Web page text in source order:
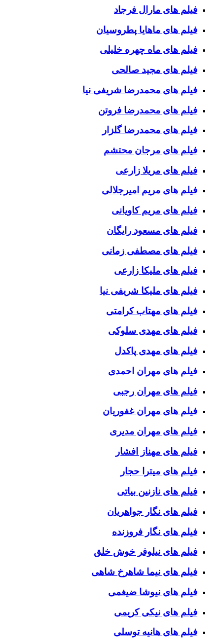
فیلم های مارال فرجاد
فیلم های ماهایا پطروسیان
فیلم های ماه چهره خلیلی
فیلم های مجید صالحی
فیلم های محمدرضا شریفی نیا
فیلم های محمدرضا فروتن
فیلم های محمدرضا گلزار
فیلم های مرجان محتشم
فیلم های مریلا زارعی
فیلم های مریم امیرجلالی
فیلم های مریم کاویانی
فیلم های مسعود رایگان
فیلم های مصطفی زمانی
فیلم های ملیکا زارعی
فیلم های ملیکا شریفی نیا
فیلم های مهتاب کرامتی
فیلم های مهدی سلوکی
فیلم های مهدی پاکدل
فیلم های مهران احمدی
فیلم های مهران رجبی
فیلم های مهران غفوریان
فیلم های مهران مدیری
فیلم های مهناز افشار
فیلم های میترا حجار
فیلم های نازنین بیاتی
فیلم های نگار جواهریان
فیلم های نگار فروزنده
فیلم های نیلوفر خوش خلق
فیلم های نیما شاهرخ شاهی
فیلم های نیوشا ضیغمی
فیلم های نیکی کریمی
فیلم های هانیه توسلی